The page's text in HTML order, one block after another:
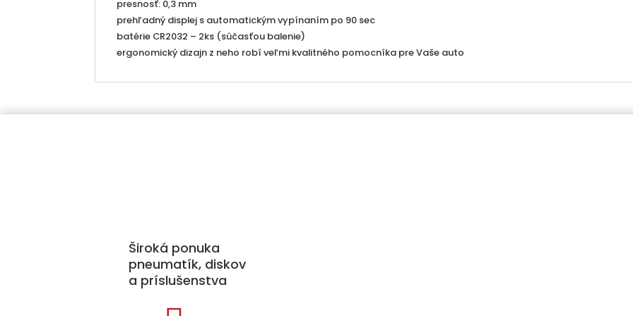
presnosť: 0,3 mm
prehľadný displej s automatickým vypínaním po 90 sec
batérie CR2032 – 2ks (súčasťou balenie)
ergonomický dizajn z neho robí veľmi kvalitného pomocníka pre Vaše auto
Široká ponuka
pneumatík, diskov
a príslušenstva